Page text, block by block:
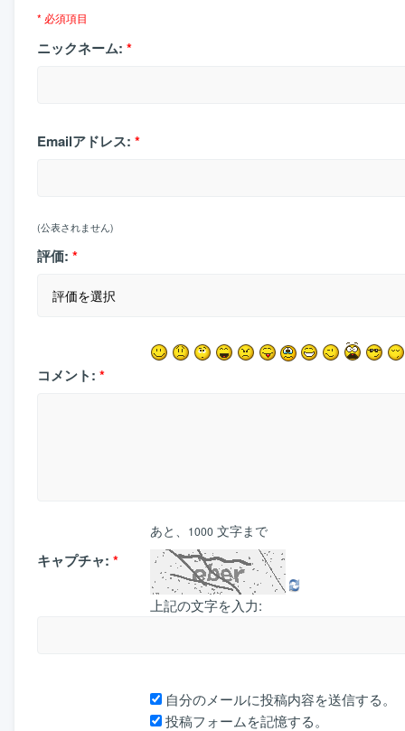
* 必須項目
ニックネーム: *
Emailアドレス: *
(公表されません)
評価: *
コメント: *
あと、 1000 文字まで
キャプチャ: *
上記の文字を入力:
自分のメールに投稿内容を送信する。
投稿フォームを記憶する。